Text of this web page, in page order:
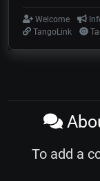
Welcome
TangoLink
To add a